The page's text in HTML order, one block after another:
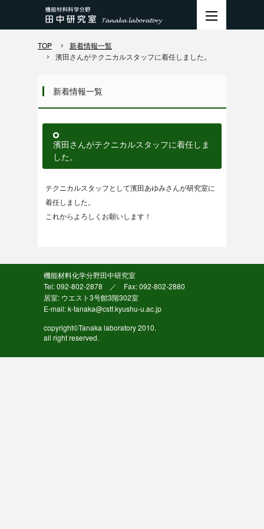
TOP
新着情報一覧
濱田さんがテクニカルスタッフに着任しました。
新着情報一覧
濱田さんがテクニカルスタッフに着任しま
した。
テクニカルスタッフとして濱田あゆみさんが研究室に
着任しました。
これからよろしくお願いします！
機能材料化学分野田中研究室
Tel: 092-802-2878 ／ Fax: 092-802-2880
居室: ウエスト3号館3階302室
E-mail: k-tanaka@cstf.kyushu-u.ac.jp
copyright©Tanaka laboratory 2010.
all right reserved.